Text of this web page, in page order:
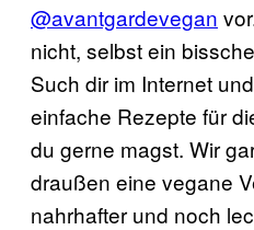
@avantgardevegan
nicht, selbst ein
Such dir im Internet
einfache Rezepte für
du gerne magst. Wir
draußen eine vegane
nahrhafter und noch